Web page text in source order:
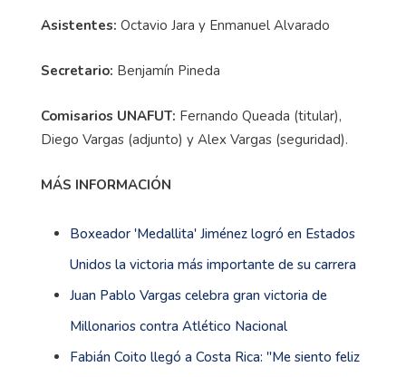
Asistentes: Octavio Jara y Enmanuel Alvarado
Secretario: Benjamín Pineda
Comisarios UNAFUT: Fernando Queada (titular),
Diego Vargas (adjunto) y Alex Vargas (seguridad).
MÁS INFORMACIÓN
Boxeador 'Medallita' Jiménez logró en Estados
Unidos la victoria más importante de su carrera
Juan Pablo Vargas celebra gran victoria de
Millonarios contra Atlético Nacional
Fabián Coito llegó a Costa Rica: ''Me siento feliz